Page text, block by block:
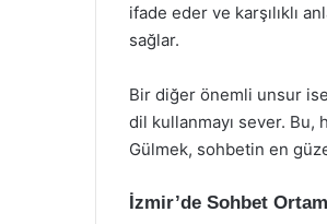
ifade eder ve karşılıklı
sağlar.
Bir diğer önemli unsur
dil kullanmayı sever. Bu,
Gülmek, sohbetin en
İzmir’de Sohbet